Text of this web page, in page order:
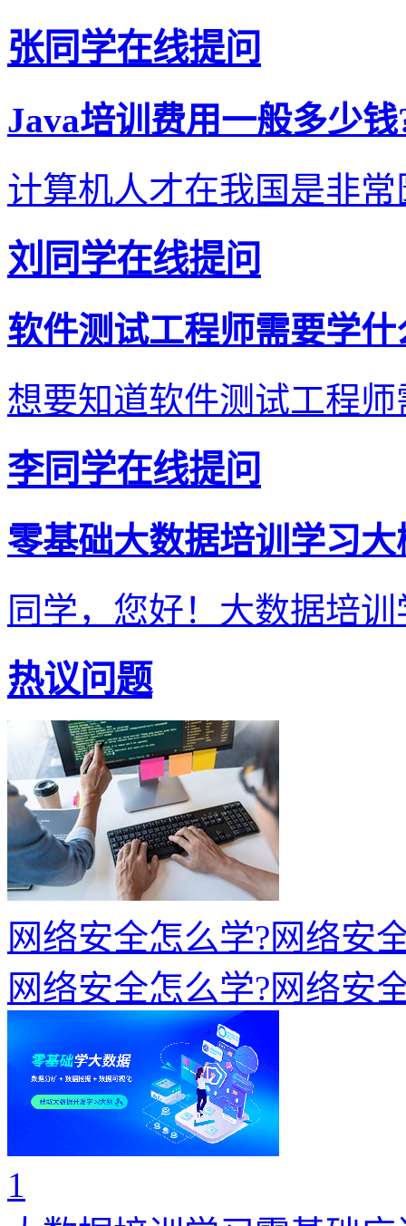
张同学在线提问
Java培训费用一般多少
计算机人才在我国是非
刘同学在线提问
软件测试工程师需要学
想要知道软件测试工程
李同学在线提问
零基础大数据培训学习
同学，您好！大数据培
热议问题
网络安全怎么学?网络安
网络安全怎么学?网络安
1